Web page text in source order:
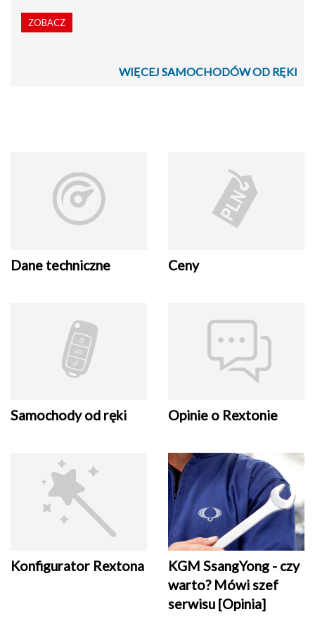
ZOBACZ
WIĘCEJ SAMOCHODÓW OD RĘKI
Dane techniczne Ceny
Samochody od ręki Opinie o Rextonie
Konfigurator Rextona
KGM SsangYong - czy
warto? Mówi szef
serwisu [Opinia]